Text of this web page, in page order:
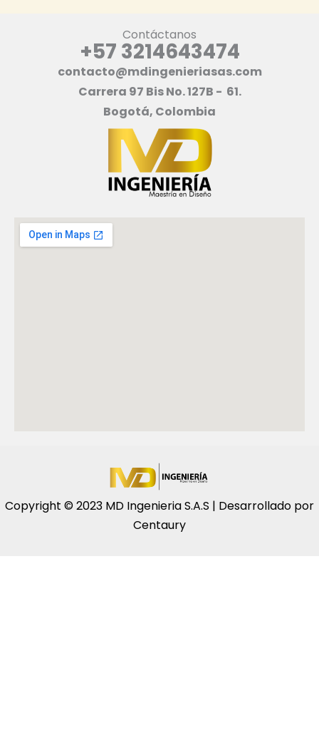
Contáctanos
+57 3214643474
contacto@mdingenieriasas.com
Carrera 97 Bis No. 127B - 61.
Bogotá, Colombia
Copyright © 2023 MD Ingenieria S.A.S | Desarrollado por
Centaury